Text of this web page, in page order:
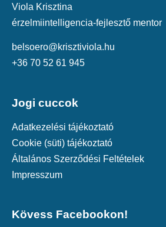
Viola Krisztina
érzelmiintelligencia-fejlesztő mentor
belsoero@krisztiviola.hu
+36 70 52 61 945
Jogi cuccok
Adatkezelési tájékoztató
Cookie (süti) tájékoztató
Általános Szerződési Feltételek
Impresszum
Kövess Facebookon!